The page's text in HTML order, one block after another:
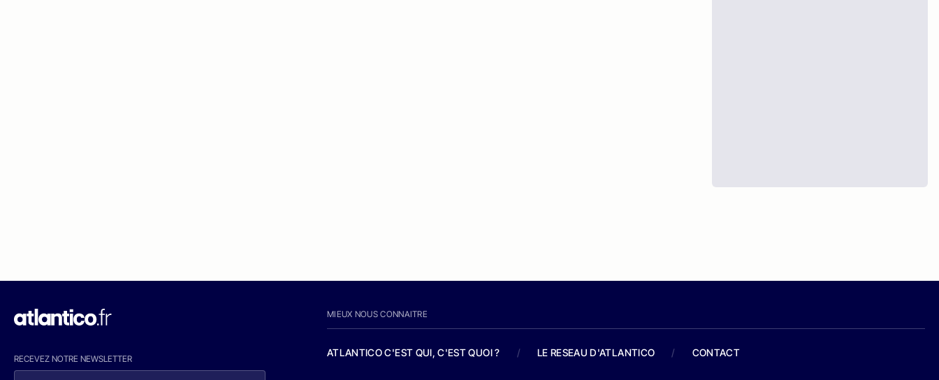
RECEVEZ NOTRE NEWSLETTER
MIEUX NOUS CONNAITRE
ATLANTICO C'EST QUI, C'EST QUOI ? / LE RESEAU D'ATLANTICO / CONTACT